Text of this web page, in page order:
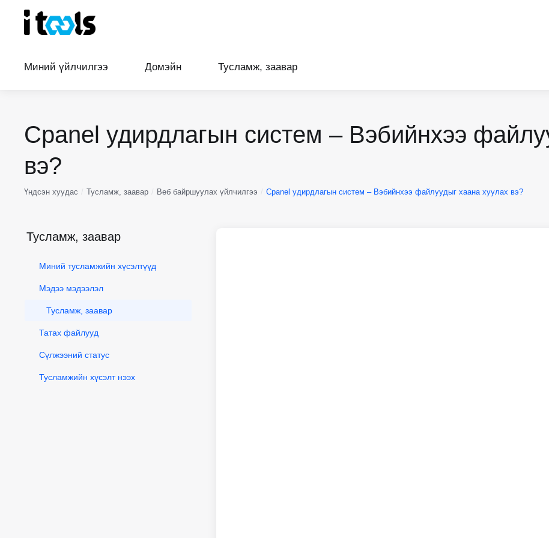
Миний үйлчилгээ Домэйн Тусламж, заавар
Cpanel удирдлагын систем – Вэбийнхээ
вэ?
Үндсэн хуудас Тусламж, заавар Веб байршуулах үйлчилгээ Cpanel удирдлагын систем – Вэбийнхээ файлуудыг хаана хуулах вэ?
Тусламж, заавар
Миний тусламжийн хүсэлтүүд
Мэдээ мэдээлэл
Тусламж, заавар
Татах файлууд
Сүлжээний статус
Тусламжийн хүсэлт нээх